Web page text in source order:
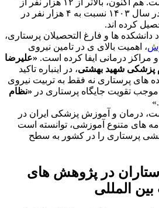
فارغ التحصیلان پرستاری در سال ۱۴۰۳ نسبت به ۴ هزار نفر در
دانشکده ها و فارغ التحصیلان پرستاری،
، اهمیت بالای ی در تامین نیروی
و مراکز درمانی ایفا کرده است. «علیرضا
پزشکی شهید بهشتی، در اینباره تاکید
های پرستاری نه فقط به تربیت نیروی
تقویت جایگاه پرستاری در «نظام
درمان و آموزش پزشکی ایران در
های متنوع آموزشی، توانسته است
پرستاری را در کشور به سطح
در پژوهش های
المللی